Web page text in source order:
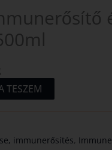
TESZEM
immunerősítés,